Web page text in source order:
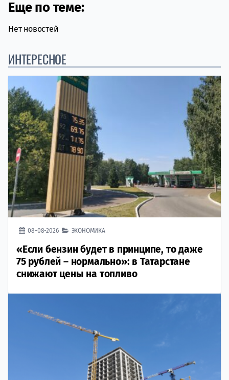
Еще по теме:
Нет новостей
ИНТЕРЕСНОЕ
08-08-2026 ЭКОНОМИКА
«Если бензин будет в принципе, то даже
75 рублей – нормально»: в Татарстане
снижают цены на топливо